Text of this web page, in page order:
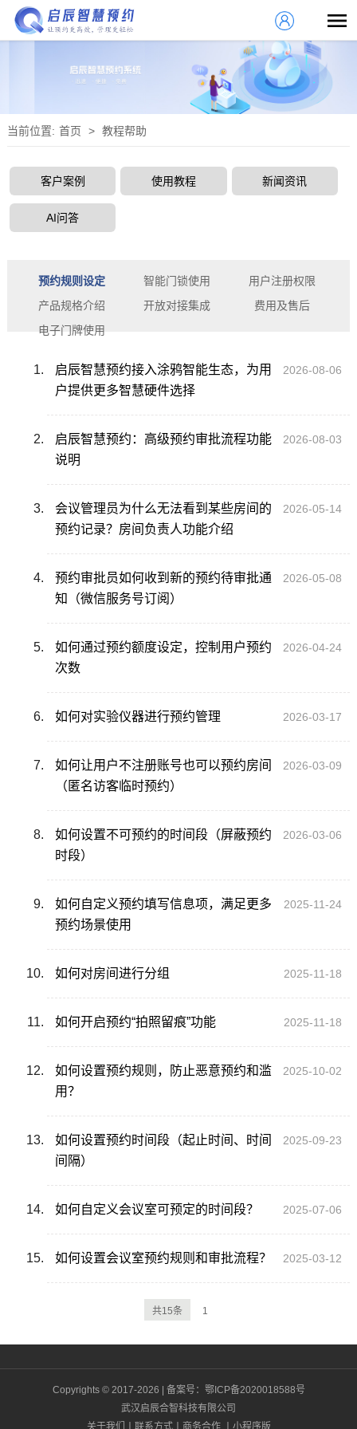
当前位置: 首页 > 教程帮助
客户案例 使用教程 新闻资讯
AI问答
预约规则设定 智能门锁使用 用户注册权限
产品规格介绍 开放对接集成 费用及售后
电子门牌使用
2026-08-06
启辰智慧预约接入涂鸦智能生态，为用
户提供更多智慧硬件选择
2026-08-03
启辰智慧预约：高级预约审批流程功能
说明
2026-05-14
会议管理员为什么无法看到某些房间的
预约记录？房间负责人功能介绍
2026-05-08
预约审批员如何收到新的预约待审批通
知（微信服务号订阅）
2026-04-24
如何通过预约额度设定，控制用户预约
次数
2026-03-17
如何对实验仪器进行预约管理
2026-03-09
如何让用户不注册账号也可以预约房间
（匿名访客临时预约）
2026-03-06
如何设置不可预约的时间段（屏蔽预约
时段）
2025-11-24
如何自定义预约填写信息项，满足更多
预约场景使用
2025-11-18
如何对房间进行分组
2025-11-18
如何开启预约“拍照留痕”功能
2025-10-02
如何设置预约规则，防止恶意预约和滥
用？
2025-09-23
如何设置预约时间段（起止时间、时间
间隔）
2025-07-06
如何自定义会议室可预定的时间段？
2025-03-12
如何设置会议室预约规则和审批流程？
共15条 1
Copyrights © 2017-2026 | 备案号： 鄂ICP备2020018588号
武汉启辰合智科技有限公司